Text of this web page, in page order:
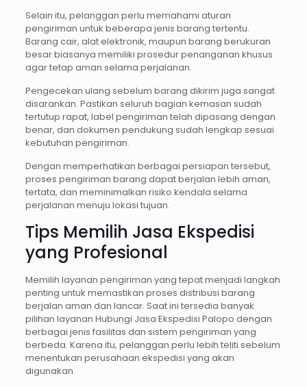
Selain itu, pelanggan perlu memahami aturan
pengiriman untuk beberapa jenis barang tertentu.
Barang cair, alat elektronik, maupun barang berukuran
besar biasanya memiliki prosedur penanganan khusus
agar tetap aman selama perjalanan.
Pengecekan ulang sebelum barang dikirim juga sangat
disarankan. Pastikan seluruh bagian kemasan sudah
tertutup rapat, label pengiriman telah dipasang dengan
benar, dan dokumen pendukung sudah lengkap sesuai
kebutuhan pengiriman.
Dengan memperhatikan berbagai persiapan tersebut,
proses pengiriman barang dapat berjalan lebih aman,
tertata, dan meminimalkan risiko kendala selama
perjalanan menuju lokasi tujuan.
Tips Memilih Jasa Ekspedisi
yang Profesional
Memilih layanan pengiriman yang tepat menjadi langkah
penting untuk memastikan proses distribusi barang
berjalan aman dan lancar. Saat ini tersedia banyak
pilihan layanan Hubungi Jasa Ekspedisi Palopo dengan
berbagai jenis fasilitas dan sistem pengiriman yang
berbeda. Karena itu, pelanggan perlu lebih teliti sebelum
menentukan perusahaan ekspedisi yang akan
digunakan.